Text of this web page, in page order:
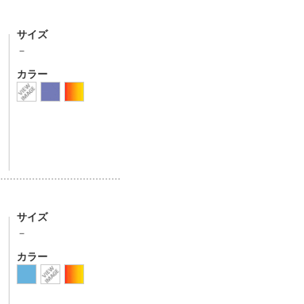
サイズ
－
カラー
サイズ
－
カラー